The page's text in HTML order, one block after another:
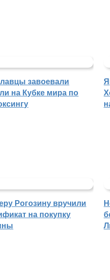
завоевали
на Кубке мира по
Рогозину вручили
на покупку